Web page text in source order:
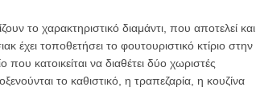
το χαρακτηριστικό διαμάντι, που αποτελεί και
έχει τοποθετήσει το φουτουριστικό κτίριο στην
κατοικείται να διαθέτει δύο χωριστές
το καθιστικό, η τραπεζαρία, η κουζίνα